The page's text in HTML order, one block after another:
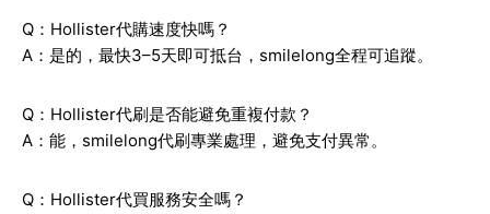
Q：Hollister代購速度快嗎？
A：是的，最快3–5天即可抵台，smilelong全程可追蹤。
Q：Hollister代刷是否能避免重複付款？
A：能，smilelong代刷專業處理，避免支付異常。
Q：Hollister代買服務安全嗎？